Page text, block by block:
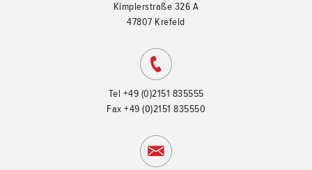
Kimplerstraße 326 A
47807 Krefeld
Tel +49 (0)2151 835555
Fax +49 (0)2151 835550